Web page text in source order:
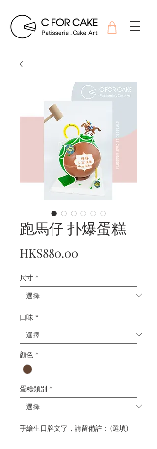
跑馬仔 扑爆蛋糕
HK$880.00
尺寸 *
口味 *
顏色 *
蛋糕類別 *
手繪生日牌文字，請留備註： (選填)